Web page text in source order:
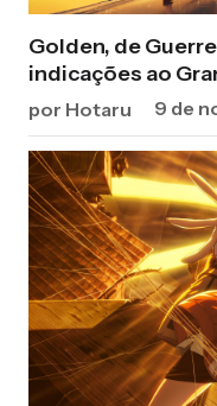
Golden, de
indicações ao
por Hotaru 9 de